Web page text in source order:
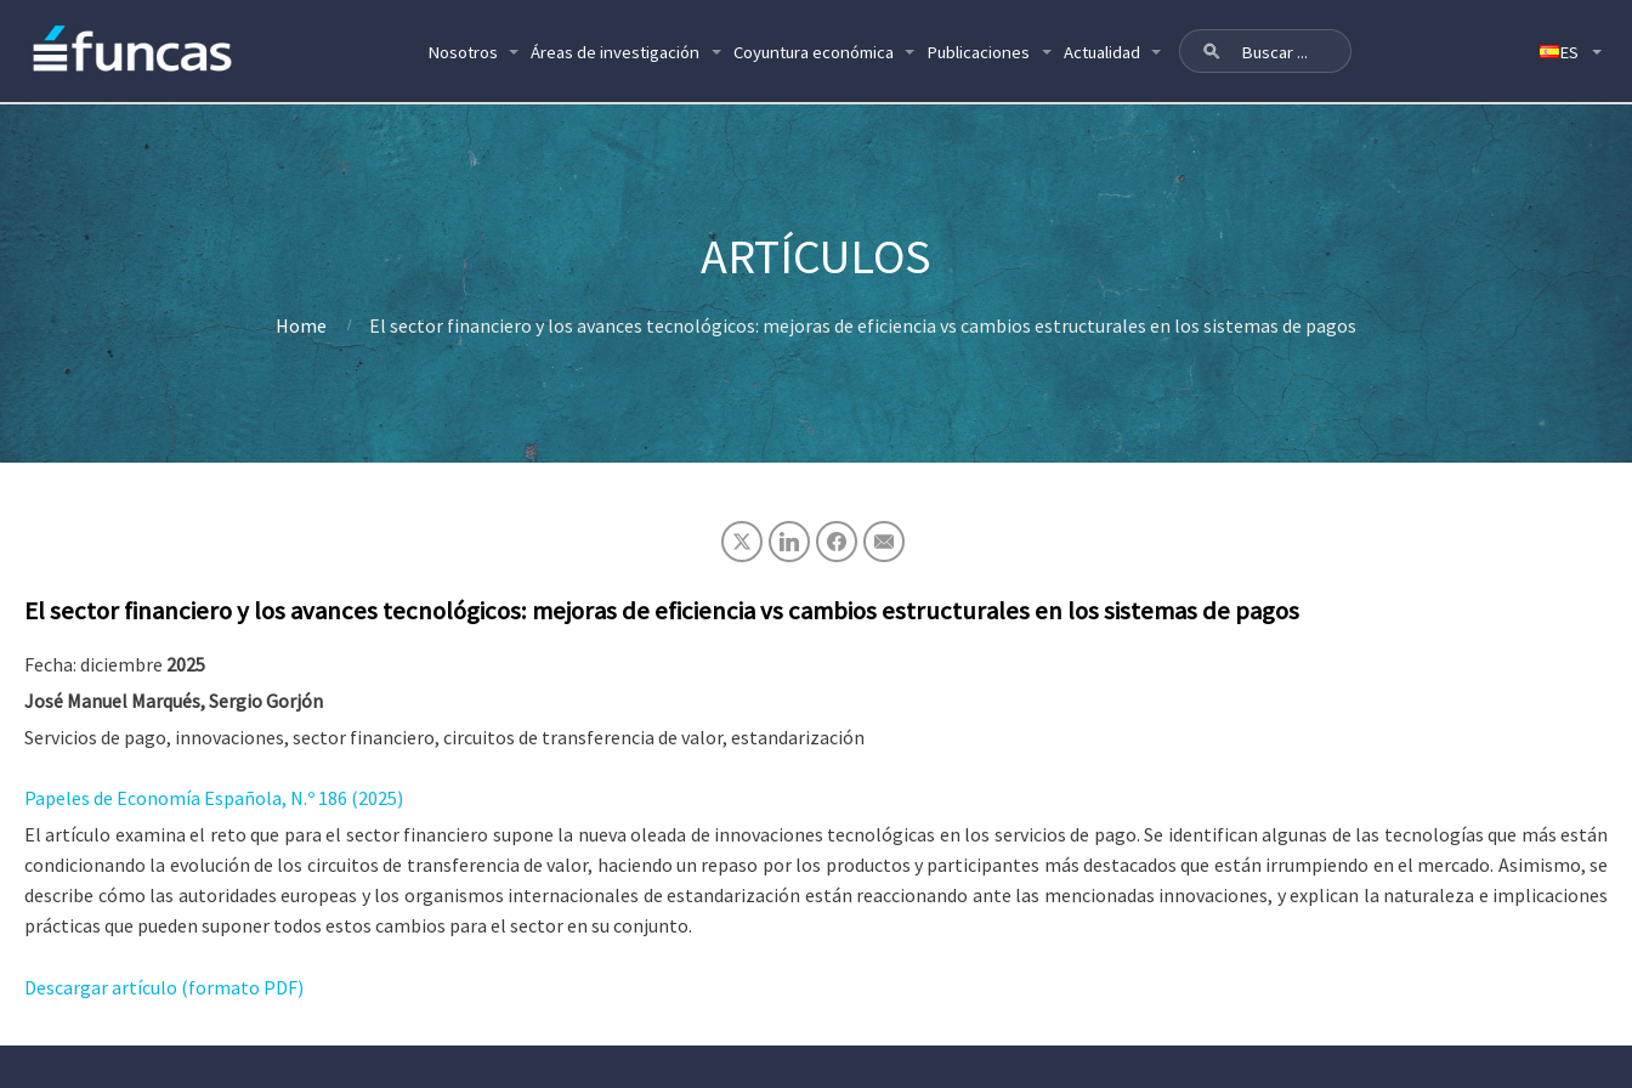
Nosotros Áreas de investigación Coyuntura económica Publicaciones Actualidad
Home El sector financiero y los avances tecnológicos: mejoras de eficiencia vs cambios estructurales en los sistemas de pagos
El sector financiero y los avances tecnológicos: mejoras de eficiencia vs cambios estructurales en los sistemas de pagos
Fecha: diciembre 2025
José Manuel Marqués, Sergio Gorjón
Servicios de pago, innovaciones, sector financiero, circuitos de transferencia de valor, estandarización
Papeles de Economía Española, N.º 186 (2025)
El artículo examina el reto que para el sector financiero supone la nueva oleada de innovaciones tecnológicas en los servicios de pago. Se identifican algunas de las tecnologías que más están
condicionando la evolución de los circuitos de transferencia de valor, haciendo un repaso por los productos y participantes más destacados que están irrumpiendo en el mercado. Asimismo, se
describe cómo las autoridades europeas y los organismos internacionales de estandarización están reaccionando ante las mencionadas innovaciones, y explican la naturaleza e implicaciones
prácticas que pueden suponer todos estos cambios para el sector en su conjunto.
Descargar artículo (formato PDF)